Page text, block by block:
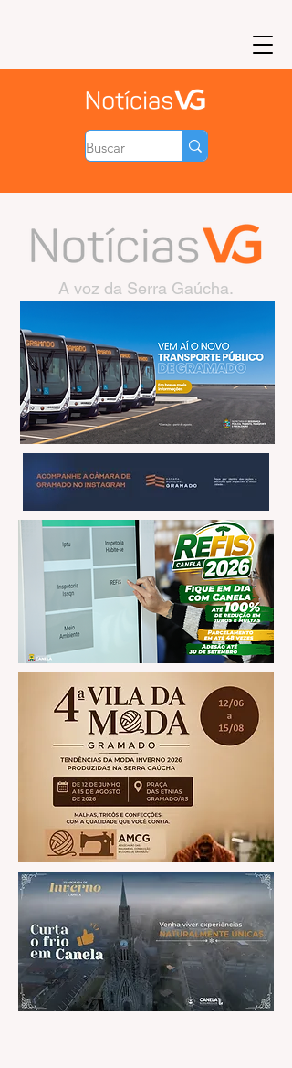
A voz da Serra Gaúcha.